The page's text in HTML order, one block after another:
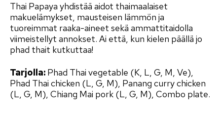
Thai Papaya yhdistää aidot thaimaalaiset
makuelämykset, mausteisen lämmön ja
tuoreimmat raaka-aineet sekä ammattitaidolla
viimeistellyt annokset. Ai että, kun kielen päällä jo
phad thait kutkuttaa!
Tarjolla: Phad Thai vegetable (K, L, G, M, Ve),
Phad Thai chicken (L, G, M), Panang curry chicken
(L, G, M), Chiang Mai pork (L, G, M), Combo plate.